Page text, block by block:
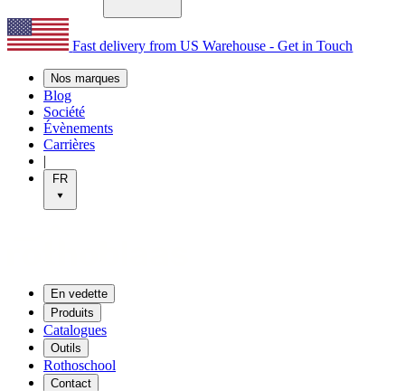
Fast delivery from US Warehouse - Get in Touch
Nos marques
Blog
Société
Évènements
Carrières
|
FR
En vedette
Produits
Catalogues
Outils
Rothoschool
Contact